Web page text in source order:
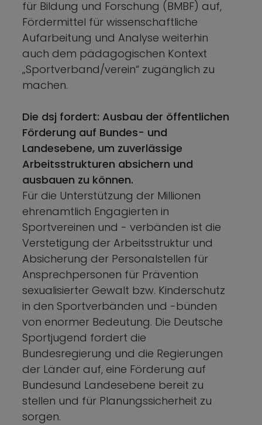
für Bildung und Forschung (BMBF) auf,
Fördermittel für wissenschaftliche
Aufarbeitung und Analyse weiterhin
auch dem pädagogischen Kontext
„Sportverband/verein“ zugänglich zu
machen.
Die dsj fordert: Ausbau der öffentlichen
Förderung auf Bundes- und
Landesebene, um zuverlässige
Arbeitsstrukturen absichern und
ausbauen zu können.
Für die Unterstützung der Millionen
ehrenamtlich Engagierten in
Sportvereinen und - verbänden ist die
Verstetigung der Arbeitsstruktur und
Absicherung der Personalstellen für
Ansprechpersonen für Prävention
sexualisierter Gewalt bzw. Kinderschutz
in den Sportverbänden und -bünden
von enormer Bedeutung. Die Deutsche
Sportjugend fordert die
Bundesregierung und die Regierungen
der Länder auf, eine Förderung auf
Bundesund Landesebene bereit zu
stellen und für Planungssicherheit zu
sorgen.